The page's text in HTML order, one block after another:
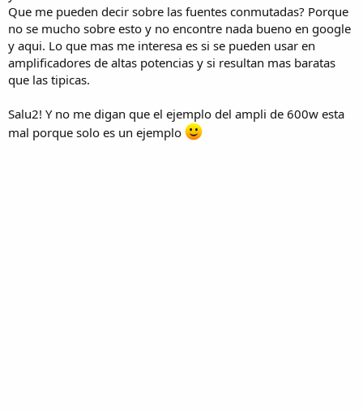
Que me pueden decir sobre las fuentes conmutadas? Porque
no se mucho sobre esto y no encontre nada bueno en google
y aqui. Lo que mas me interesa es si se pueden usar en
amplificadores de altas potencias y si resultan mas baratas
que las tipicas.
Salu2! Y no me digan que el ejemplo del ampli de 600w esta
mal porque solo es un ejemplo